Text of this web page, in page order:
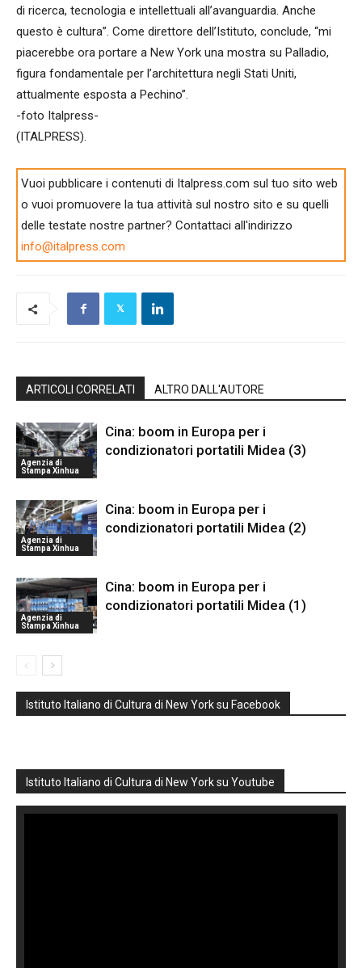
di ricerca, tecnologia e intellettuali all’avanguardia. Anche
questo è cultura”. Come direttore dell’Istituto, conclude, “mi
piacerebbe ora portare a New York una mostra su Palladio,
figura fondamentale per l’architettura negli Stati Uniti,
attualmente esposta a Pechino”.
-foto Italpress-
(ITALPRESS).
Vuoi pubblicare i contenuti di Italpress.com sul tuo sito web
o vuoi promuovere la tua attività sul nostro sito e su quelli
delle testate nostre partner? Contattaci all'indirizzo
info@italpress.com
ARTICOLI CORRELATI ALTRO DALL'AUTORE
Agenzia di
Stampa Xinhua
Cina: boom in Europa per i
condizionatori portatili Midea (3)
Agenzia di
Stampa Xinhua
Cina: boom in Europa per i
condizionatori portatili Midea (2)
Agenzia di
Stampa Xinhua
Cina: boom in Europa per i
condizionatori portatili Midea (1)
Istituto Italiano di Cultura di New York su Facebook
Istituto Italiano di Cultura di New York su Youtube